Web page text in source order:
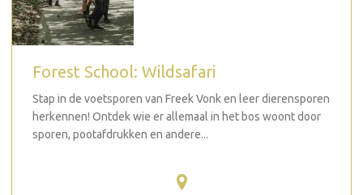
Forest School: Wildsafari
Stap in de voetsporen van Freek Vonk en leer dierensporen
herkennen! Ontdek wie er allemaal in het bos woont door
sporen, pootafdrukken en andere...